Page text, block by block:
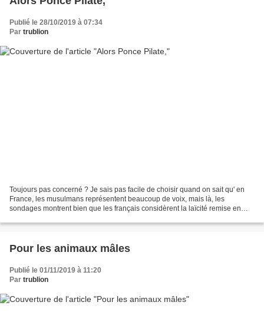
Publié le 28/10/2019 à 07:34
Par trublion
Toujours pas concerné ? Je sais pas facile de choisir quand on sait qu' en
France, les musulmans représentent beaucoup de voix, mais là, les
sondages montrent bien que les français considèrent la laïcité remise en
Pour les animaux mâles
Publié le 01/11/2019 à 11:20
Par trublion